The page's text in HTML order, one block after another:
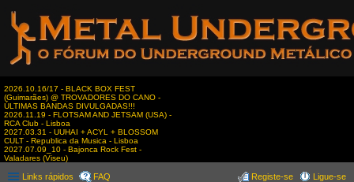
2026.10.16/17 - BLACK BOX FEST
(Guimarães) @ TROVADORES DO CANO -
ÚLTIMAS BANDAS DIVULGADAS!!!
2026.11.19 - FLOTSAM AND JETSAM (USA) -
RCA Club - Lisboa
2027.03.31 - UUHAI + ACYL + BLOSSOM
CULT - Republica da Musica - Lisboa
2027.07.09_10 - Bajonca Rock Fest -
Valadares (Viseu)
Links rápidos FAQ Ligue-se
Registe-se